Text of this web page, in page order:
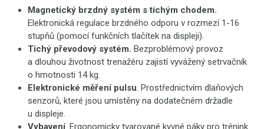
Magnetický brzdný systém s tichým chodem.
Elektronická regulace brzdného odporu v rozmezí 1-16
stupňů (pomocí funkčních tlačítek na displeji).
Tichý převodový systém. Bezproblémový provoz
a dlouhou životnost trenažéru zajistí vyvážený setrvačník
o hmotnosti 14 kg.
Elektronické měření pulsu. Prostřednictvím dlaňových
senzorů, které jsou umístěny na dodatečném držadle
u displeje.
Vybavení. Ergonomicky tvarované kyvné páky pro trénink